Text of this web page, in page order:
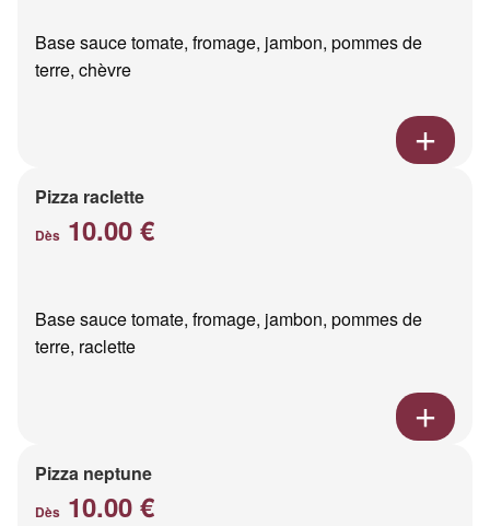
Base sauce tomate, fromage, jambon, pommes de
terre, chèvre
Pizza raclette
Dès 10.00 €
Base sauce tomate, fromage, jambon, pommes de
terre, raclette
Pizza neptune
Dès 10.00 €